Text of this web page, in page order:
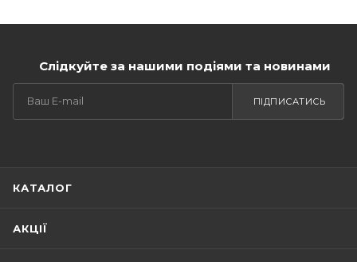
Слідкуйте за нашими подіями та новинами
ПІДПИСАТИСЬ
КАТАЛОГ
АКЦІЇ